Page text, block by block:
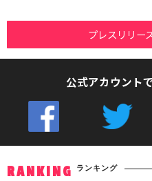
プレスリリー
公式アカウント
RANKING ランキング